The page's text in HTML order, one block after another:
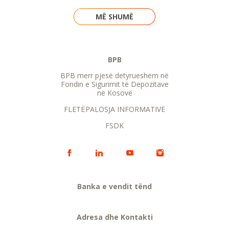
MË SHUMË
BPB
BPB merr pjesë detyrueshëm në
Fondin e Sigurimit të Depozitave
në Kosovë
FLETËPALOSJA INFORMATIVE
FSDK
Banka e vendit tënd
Adresa dhe Kontakti